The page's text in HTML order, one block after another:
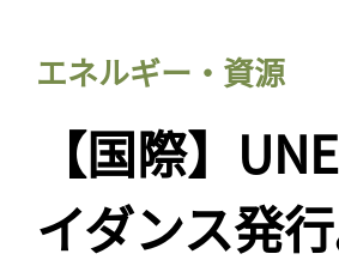
エネルギー・資源
【国際】
イダンス発